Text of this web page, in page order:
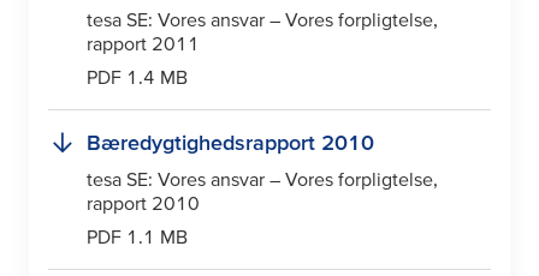
tesa SE: Vores ansvar – Vores forpligtelse,
rapport 2011
PDF 1.4 MB
Bæredygtighedsrapport 2010
tesa SE: Vores ansvar – Vores forpligtelse,
rapport 2010
PDF 1.1 MB